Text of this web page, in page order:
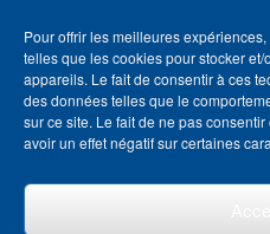
Pour offrir les meilleures
telles que les cookies pour stocker
appareils. Le fait de consentir à ces
des données telles que le
sur ce site. Le fait de ne pas
avoir un effet négatif sur certaines